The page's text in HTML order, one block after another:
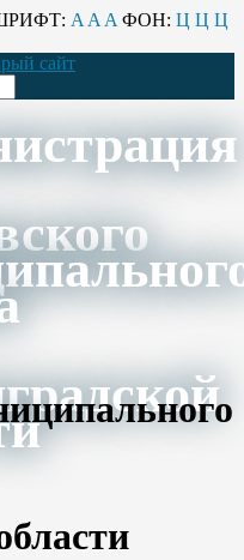
A A A ФОН: Ц Ц Ц
сайт